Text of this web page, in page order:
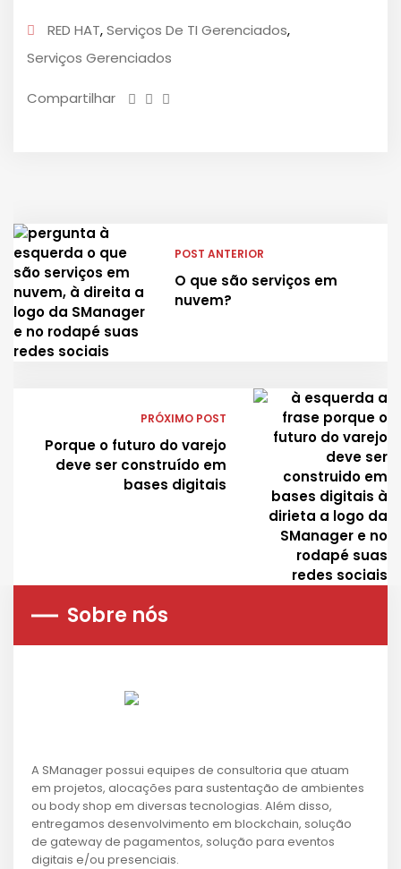
RED HAT,Serviços De TI Gerenciados,
Serviços Gerenciados
Compartilhar
POST ANTERIOR
O que são serviços em
nuvem?
PRÓXIMO POST
Porque o futuro do varejo
deve ser construído em
bases digitais
Sobre nós
A SManager possui equipes de consultoria que atuam
em projetos, alocações para sustentação de ambientes
ou body shop em diversas tecnologias. Além disso,
entregamos desenvolvimento em blockchain, solução
de gateway de pagamentos, solução para eventos
digitais e/ou presenciais.